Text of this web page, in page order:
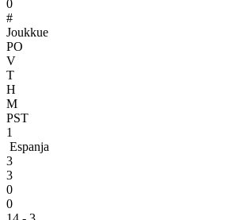
0
#
Joukkue
PO
V
T
H
M
PST
1
Espanja
3
3
0
0